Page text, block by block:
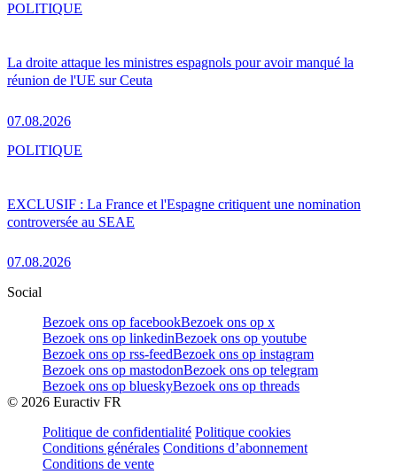
La droite attaque les ministres espagnols pour avoir manqué la
réunion de l'UE sur Ceuta
07.08.2026
POLITIQUE
EXCLUSIF : La France et l'Espagne critiquent une nomination
controversée au SEAE
07.08.2026
POLITIQUE
Social
Bezoek ons op facebookBezoek ons op x
Bezoek ons op linkedinBezoek ons op youtube
Bezoek ons op rss-feedBezoek ons op instagram
Bezoek ons op mastodonBezoek ons op telegram
Bezoek ons op blueskyBezoek ons op threads
© 2026 Euractiv FR
Politique de confidentialité Politique cookies
Conditions générales Conditions d’abonnement
Conditions de vente